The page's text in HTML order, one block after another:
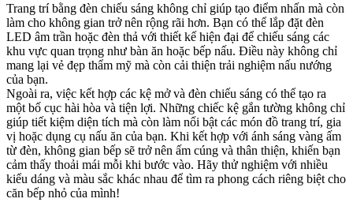
Trang trí bằng đèn chiếu sáng không chỉ giúp tạo điểm nhấn mà còn
làm cho không gian trở nên rộng rãi hơn. Bạn có thể lắp đặt đèn
LED âm trần hoặc đèn thả với thiết kế hiện đại để chiếu sáng các
khu vực quan trọng như bàn ăn hoặc bếp nấu. Điều này không chỉ
mang lại vẻ đẹp thẩm mỹ mà còn cải thiện trải nghiệm nấu nướng
của bạn.
Ngoài ra, việc kết hợp các kệ mở và đèn chiếu sáng có thể tạo ra
một bố cục hài hòa và tiện lợi. Những chiếc kệ gắn tường không chỉ
giúp tiết kiệm diện tích mà còn làm nổi bật các món đồ trang trí, gia
vị hoặc dụng cụ nấu ăn của bạn. Khi kết hợp với ánh sáng vàng ấm
từ đèn, không gian bếp sẽ trở nên ấm cúng và thân thiện, khiến bạn
cảm thấy thoải mái mỗi khi bước vào. Hãy thử nghiệm với nhiều
kiểu dáng và màu sắc khác nhau để tìm ra phong cách riêng biệt cho
căn bếp nhỏ của mình!